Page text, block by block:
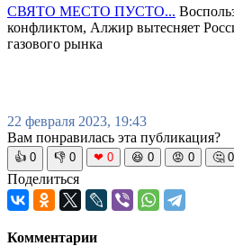
СВЯТО МЕСТО ПУСТО...
конфликтом, Алжир вытесняет
газового рынка
22 февраля 2023, 19:43
Вам понравилась эта публикация?
👍 0 👎 0 ❤ 0 😆 0 😡 0 🤔 0
Поделиться
Комментарии